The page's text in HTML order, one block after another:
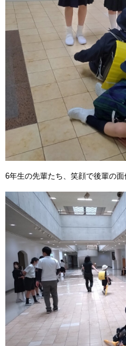
6年生の先輩たち、笑顔で後輩の面